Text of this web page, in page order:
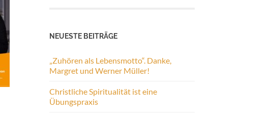
NEUESTE BEITRÄGE
„Zuhören als Lebensmotto“. Danke,
Margret und Werner Müller!
Christliche Spiritualität ist eine
Übungspraxis